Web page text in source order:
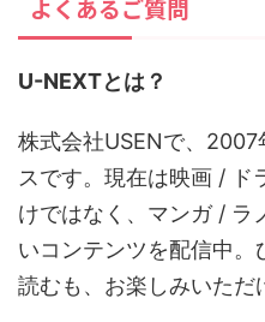
よくあるご質問
U-NEXTとは？
株式会社USENで、
スです。現在は映画 / ド
けではなく、マンガ / ラ
いコンテンツを配信中。
読むも、お楽しみいただ